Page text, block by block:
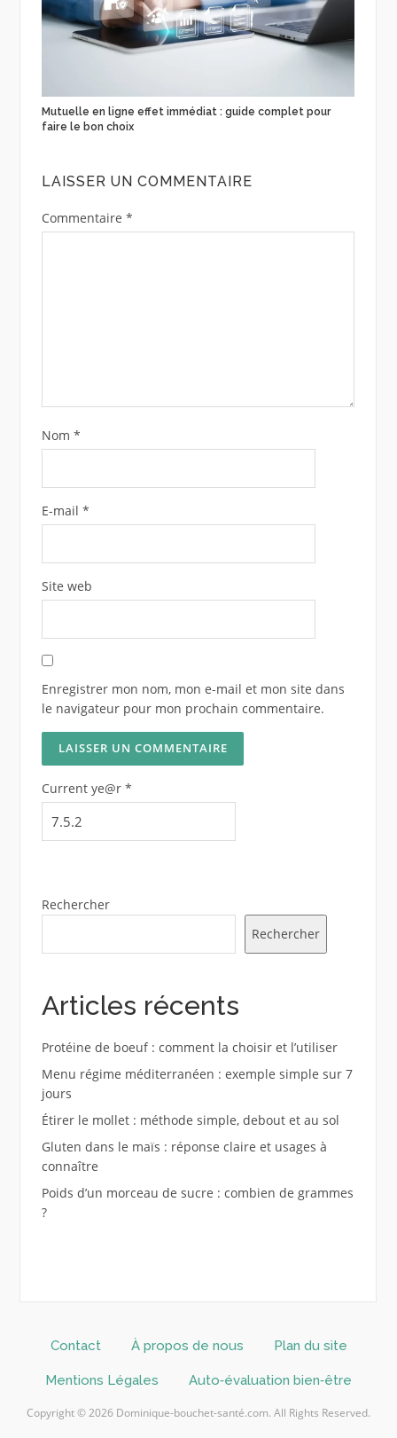
Mutuelle en ligne effet immédiat : guide complet pour
faire le bon choix
LAISSER UN COMMENTAIRE
Commentaire *
Nom *
E-mail *
Site web
Enregistrer mon nom, mon e-mail et mon site dans
le navigateur pour mon prochain commentaire.
Current ye@r *
Rechercher
Rechercher
Articles récents
Protéine de boeuf : comment la choisir et l’utiliser
Menu régime méditerranéen : exemple simple sur 7
jours
Étirer le mollet : méthode simple, debout et au sol
Gluten dans le maïs : réponse claire et usages à
connaître
Poids d’un morceau de sucre : combien de grammes
?
Contact À propos de nous Plan du site
Mentions Légales Auto‑évaluation bien‑être
Copyright © 2026 Dominique-bouchet-santé.com. All Rights Reserved.